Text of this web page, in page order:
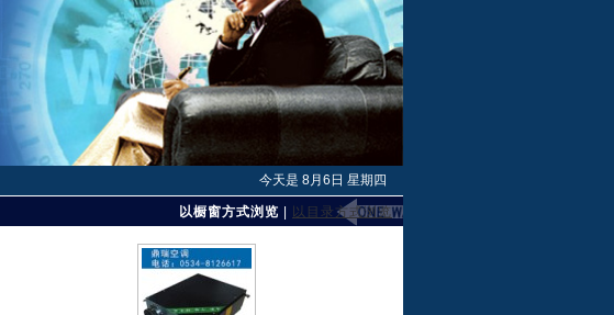
今天是 8月6日 星期四
以橱窗方式浏览 | 以目录方式浏览